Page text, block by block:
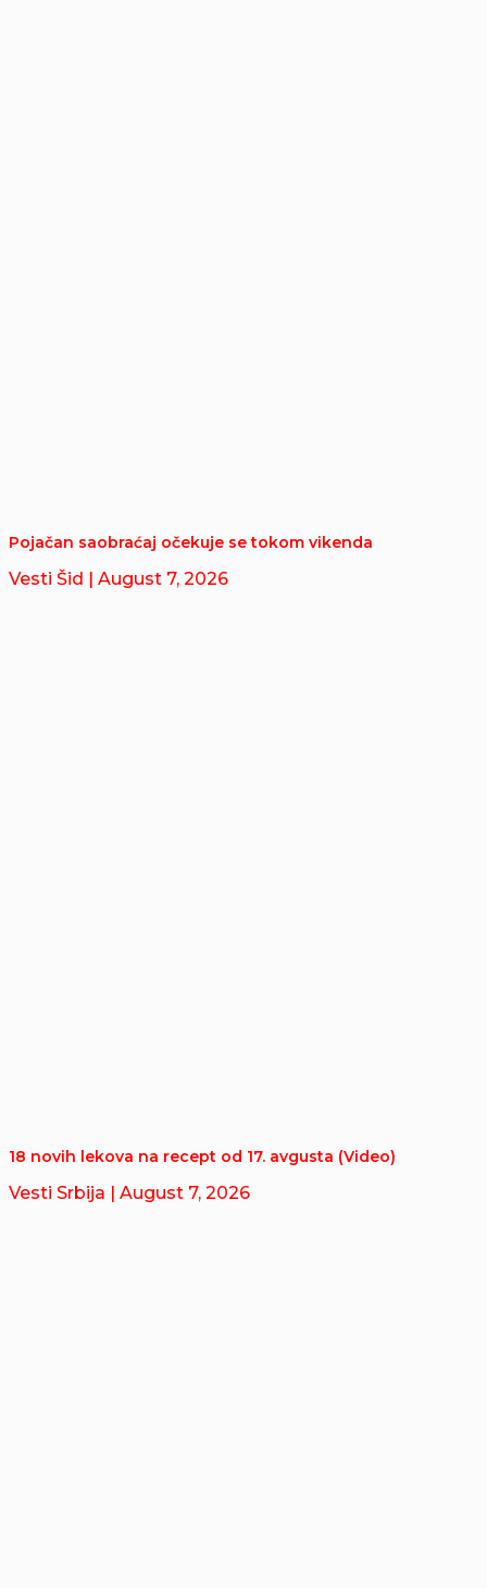
Pojačan saobraćaj očekuje se tokom vikenda
Vesti Šid | August 7, 2026
18 novih lekova na recept od 17. avgusta (Video)
Vesti Srbija | August 7, 2026